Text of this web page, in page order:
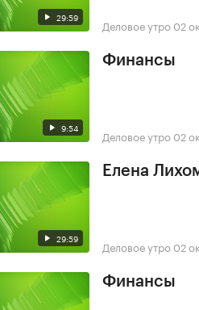
29:59 Деловое утро 02
9:54
Финансы
Деловое утро 02
29:59
Елена
Деловое утро 02
Финансы